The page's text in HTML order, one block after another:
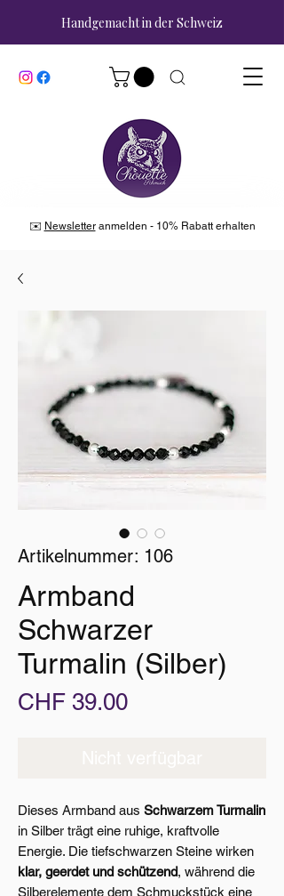
Handgemacht in der Schweiz
✉️ Newsletteranmelden - 10% Rabatt erhalten
Artikelnummer: 106
Armband
Schwarzer
Turmalin (Silber)
CHF 39.00Preis
Dieses Armband aus Schwarzem Turmalin
in Silber trägt eine ruhige, kraftvolle
Energie. Die tiefschwarzen Steine wirken
klar, geerdet und schützend, während die
Silberelemente dem Schmuckstück eine